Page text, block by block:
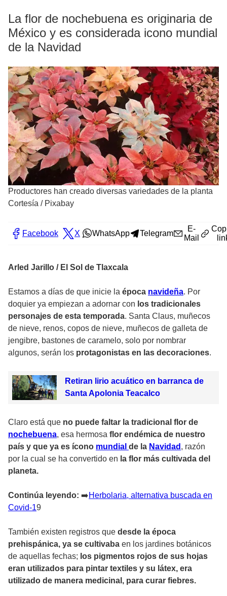
La flor de nochebuena es originaria de
México y es considerada icono mundial
de la Navidad
Productores han creado diversas variedades de la planta
Cortesía / Pixabay
Facebook X WhatsApp Telegram
E-
Mail
Arled Jarillo / El Sol de Tlaxcala
Estamos a días de que inicie la época navideña. Por
doquier ya empiezan a adornar con los tradicionales
personajes de esta temporada. Santa Claus, muñecos
de nieve, renos, copos de nieve, muñecos de galleta de
jengibre, bastones de caramelo, solo por nombrar
algunos, serán los protagonistas en las decoraciones.
Retiran lirio acuático en barranca de
Santa Apolonia Teacalco
Claro está que no puede faltar la tradicional flor de
nochebuena, esa hermosa flor endémica de nuestro
país y que ya es ícono mundial de la Navidad , razón
por la cual se ha convertido en la flor más cultivada del
planeta.
Continúa leyendo: ➡️Herbolaria, alternativa buscada en
Covid-19
También existen registros que desde la época
prehispánica, ya se cultivaba en los jardines botánicos
de aquellas fechas; los pigmentos rojos de sus hojas
eran utilizados para pintar textiles y su látex, era
utilizado de manera medicinal, para curar fiebres.